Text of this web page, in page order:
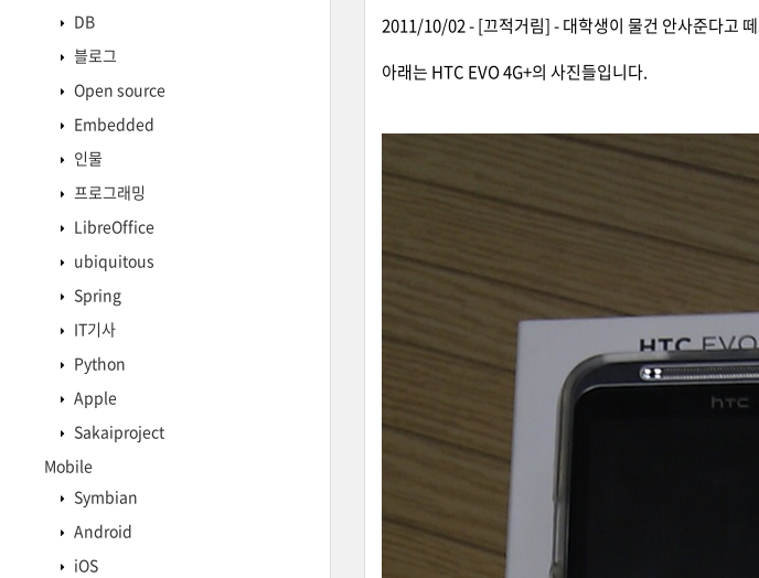
DB
블로그
Open source
Embedded
인물
프로그래밍
LibreOffice
ubiquitous
Spring
IT기사
Python
Apple
Sakaiproject
Mobile
Symbian
Android
iOS
2011/10/02 - [끄적거림] - 대학생이 물건 안사준다고
아래는 HTC EVO 4G+의 사진들입니다.